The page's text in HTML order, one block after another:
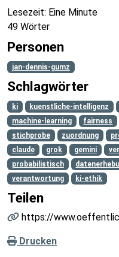
Lesezeit: Eine Minute
49 Wörter
Personen
jan-dennis-gumz
Schlagwörter
ki kuenstliche-intelligenz
machine-learning
fairness
stichprobe
zuordnung
claude
grok gemini
probabilistisch
verantwortung
ki-ethik
Teilen
https://
Drucken